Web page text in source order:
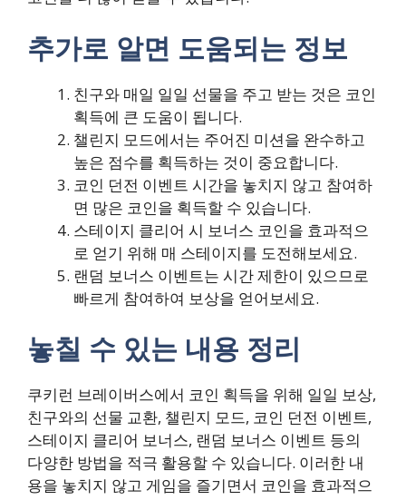
추가로 알면 도움되는 정보
친구와 매일 일일 선물을 주고 받는 것은 코인
획득에 큰 도움이 됩니다.
챌린지 모드에서는 주어진 미션을 완수하고
높은 점수를 획득하는 것이 중요합니다.
코인 던전 이벤트 시간을 놓치지 않고 참여하
면 많은 코인을 획득할 수 있습니다.
스테이지 클리어 시 보너스 코인을 효과적으
로 얻기 위해 매 스테이지를 도전해보세요.
랜덤 보너스 이벤트는 시간 제한이 있으므로
빠르게 참여하여 보상을 얻어보세요.
놓칠 수 있는 내용 정리
쿠키런 브레이버스에서 코인 획득을 위해 일일 보상,
친구와의 선물 교환, 챌린지 모드, 코인 던전 이벤트,
스테이지 클리어 보너스, 랜덤 보너스 이벤트 등의
다양한 방법을 적극 활용할 수 있습니다. 이러한 내
용을 놓치지 않고 게임을 즐기면서 코인을 효과적으